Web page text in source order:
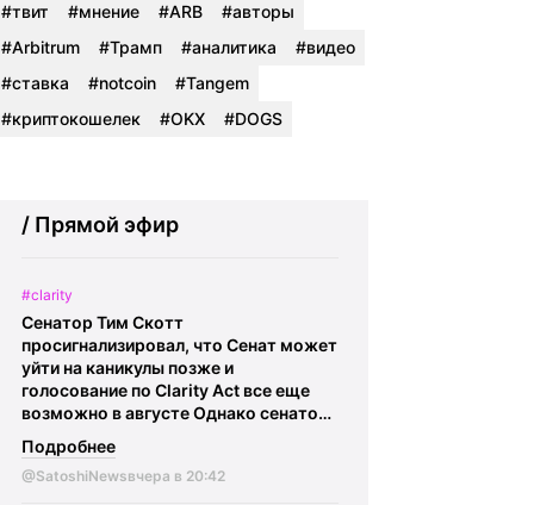
#твит
#мнение #ARB
#авторы
#Arbitrum
#Трамп #аналитика
#видео
#ставка
#notcoin
#Tangem
#криптокошелек
#OKX #DOGS
/ Прямой эфир
#clarity
Сенатор Тим Скотт
просигнализировал, что Сенат может
уйти на каникулы позже и
голосование по Clarity Act все еще
возможно в августе Однако сенатор
Том Тиллис заявил журналистам, что
Белый дом не связывался с ним по
поводу двухпартийного соглашения
Подробнее
@SatoshiNewsвчера в 20:42